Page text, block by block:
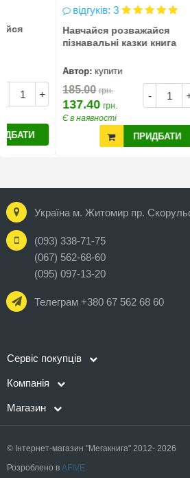
відгуків: 3
Навчайся розважайся
пізнавальні казки книга
купити
-
185.00 грн.
137.40
грн.
Є в наявності
ПРИДБАТИ
7.00
Є в
Україна м. Житомир пр.
(093) 338-71-75
(067) 562-68-60
(095) 097-13-20
Телеграм +380 67 562 68 60
Сервіс покупців
Компанія
Магазин
© Інтернет-магазин "Мегакнига" 2012- 2026
Розроблено в AFIVE